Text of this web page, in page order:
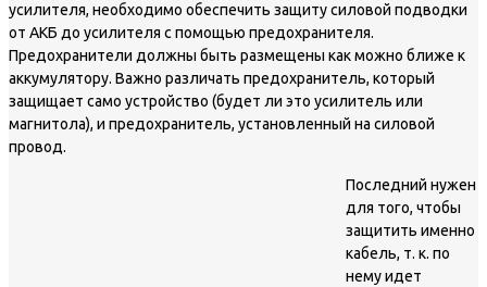
усилителя, необходимо обеспечить защиту силовой подводки
от АКБ до усилителя с помощью предохранителя.
Предохранители должны быть размещены как можно ближе к
аккумулятору. Важно различать предохранитель, который
защищает само устройство (будет ли это усилитель или
магнитола), и предохранитель, установленный на силовой
провод.
Последний нужен
для того, чтобы
защитить именно
кабель, т. к. по
нему идет